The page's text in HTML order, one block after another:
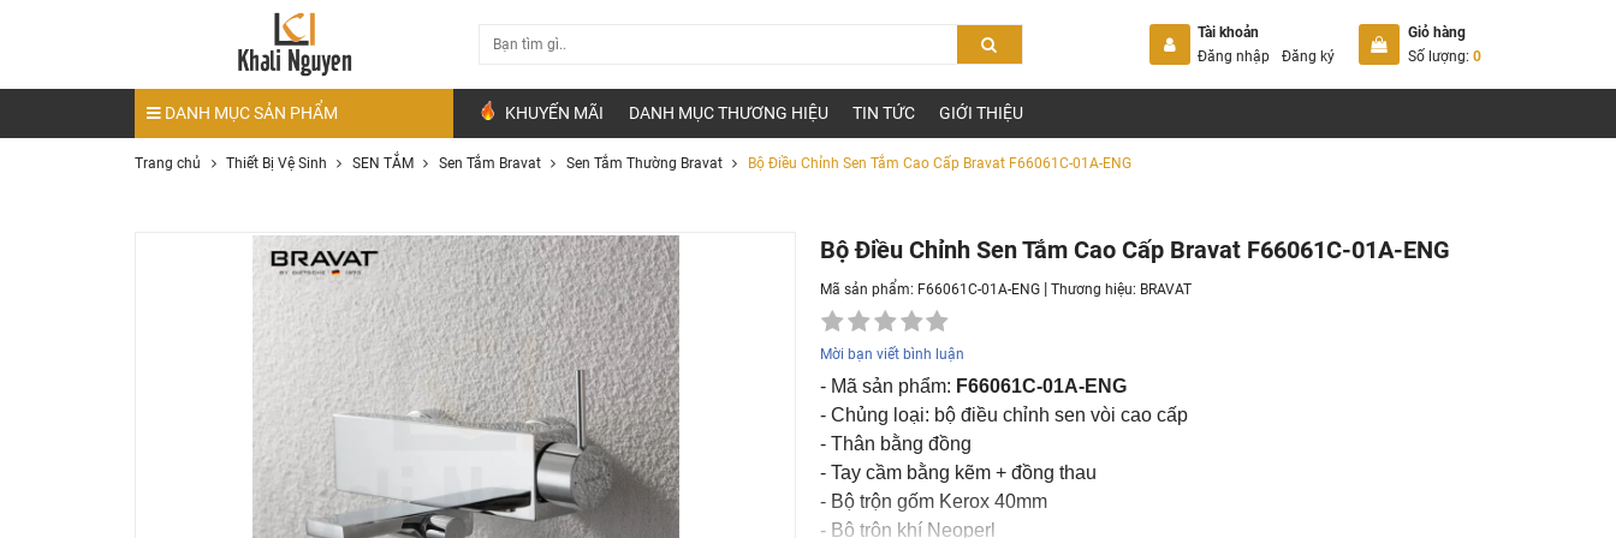
Tài khoản
Đăng nhập
Đăng ký
Giỏ hàng
Số lượng: 0
DANH MỤC SẢN PHẨM KHUYẾN MÃI DANH MỤC THƯƠNG HIỆU TIN TỨC GIỚI THIỆU
Trang chủ Thiết Bị Vệ Sinh SEN TẮM Sen Tắm Bravat Sen Tắm Thường Bravat Bộ Điều Chỉnh Sen Tắm Cao Cấp Bravat F66061C-01A-ENG
Bộ Điều Chỉnh Sen Tắm Cao Cấp Bravat F66061C-01A-ENG
Mã sản phẩm: F66061C-01A-ENG |Thương hiệu: BRAVAT
Mời bạn viết bình luận
- Mã sản phẩm: F66061C-01A-ENG
- Chủng loại: bộ điều chỉnh sen vòi cao cấp
- Thân bằng đồng
- Tay cầm bằng kẽm + đồng thau
- Bộ trộn gốm Kerox 40mm
- Bộ trộn khí Neoperl